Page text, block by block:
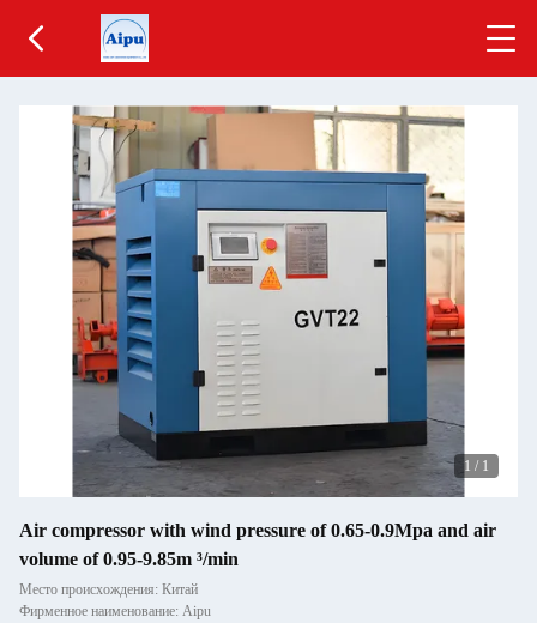
1 / 1
Air compressor with wind pressure of 0.65-0.9Mpa and air
volume of 0.95-9.85m ³/min
Место происхождения: Китай
Фирменное наименование: Aipu